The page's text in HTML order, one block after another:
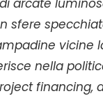
sfere
vicine
nella
financing,